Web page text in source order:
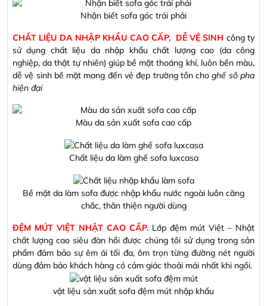
Nhận biết sofa góc trái phải
CHẤT LIỆU DA NHẬP KHẨU CAO CẤP, DỄ VỆ SINH công ty
sử dụng chất liệu da nhập khẩu chất lượng cao (da công
nghiệp, da thật tự nhiên) giúp bề mặt thoáng khí, luôn bền màu,
dễ vệ sinh bề mặt mang đến vẻ đẹp trường tồn choghế sô pha
hiện đại
Màu da sản xuất sofa cao cấp
Chất liệu da làm ghế sofa luxcasa
Bề mặt da làm sofa được nhập khẩu nước ngoài luôn căng
chắc, thân thiện người dùng
ĐỆM MÚT VIỆT NHẬT CAO CẤP. Lớp đệm mút Việt – Nhật
chất lượng cao siêu đàn hồi được chúng tôi sử dụng trong sản
phẩm đảm bảo sự êm ái tối đa, ôm trọn từng đường nét người
dùng đảm bảo khách hàng có cảm giác thoải mái nhất khi ngồi.
vật liệu sản xuất sofa đệm mút nhập khẩu